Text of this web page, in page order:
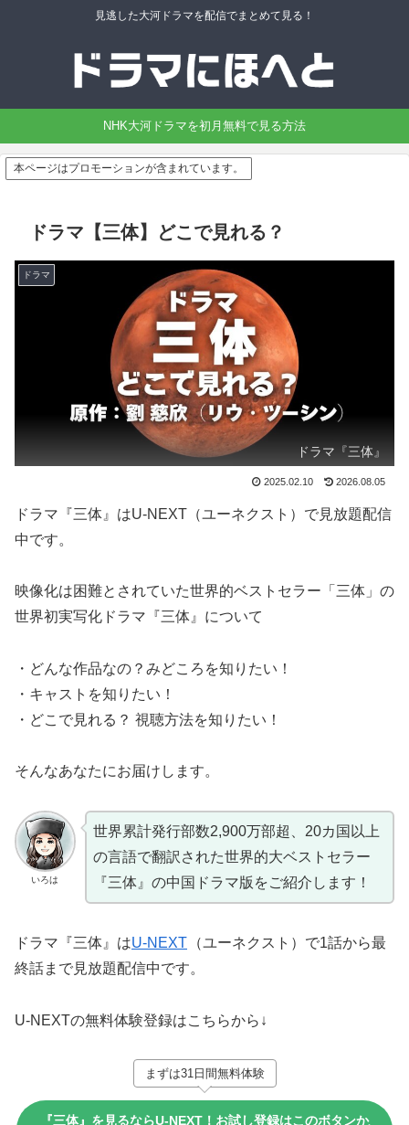
見逃した大河ドラマを配信でまとめて見る！
NHK大河ドラマを初月無料で見る方法
本ページはプロモーションが含まれています。
ドラマ【三体】どこで見れる？
ドラマ
ドラマ『三体』
2025.02.10 2026.08.05
ドラマ『三体』はU-NEXT（ユーネクスト）で見放題配信
中です。
映像化は困難とされていた世界的ベストセラー「三体」の
世界初実写化ドラマ『三体』について
・どんな作品なの？みどころを知りたい！
・キャストを知りたい！
・どこで見れる？ 視聴方法を知りたい！
そんなあなたにお届けします。
いろは
世界累計発行部数2,900万部超、20カ国以上
の言語で翻訳された世界的大ベストセラー
『三体』の中国ドラマ版をご紹介します！
ドラマ『三体』はU-NEXT （ユーネクスト）で1話から最
終話まで見放題配信中です。
U-NEXTの無料体験登録はこちらから↓
まずは31日間無料体験
『三体』を見るならU-NEXT！お試し登録はこのボタンか